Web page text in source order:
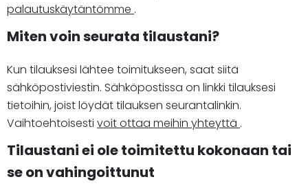
palautuskäytäntömme .
Miten voin seurata tilaustani?
Kun tilauksesi lähtee toimitukseen, saat siitä
sähköpostiviestin. Sähköpostissa on linkki tilauksesi
tietoihin, joist löydät tilauksen seurantalinkin.
Vaihtoehtoisesti voit ottaa meihin yhteyttä .
Tilaustani ei ole toimitettu kokonaan tai
se on vahingoittunut